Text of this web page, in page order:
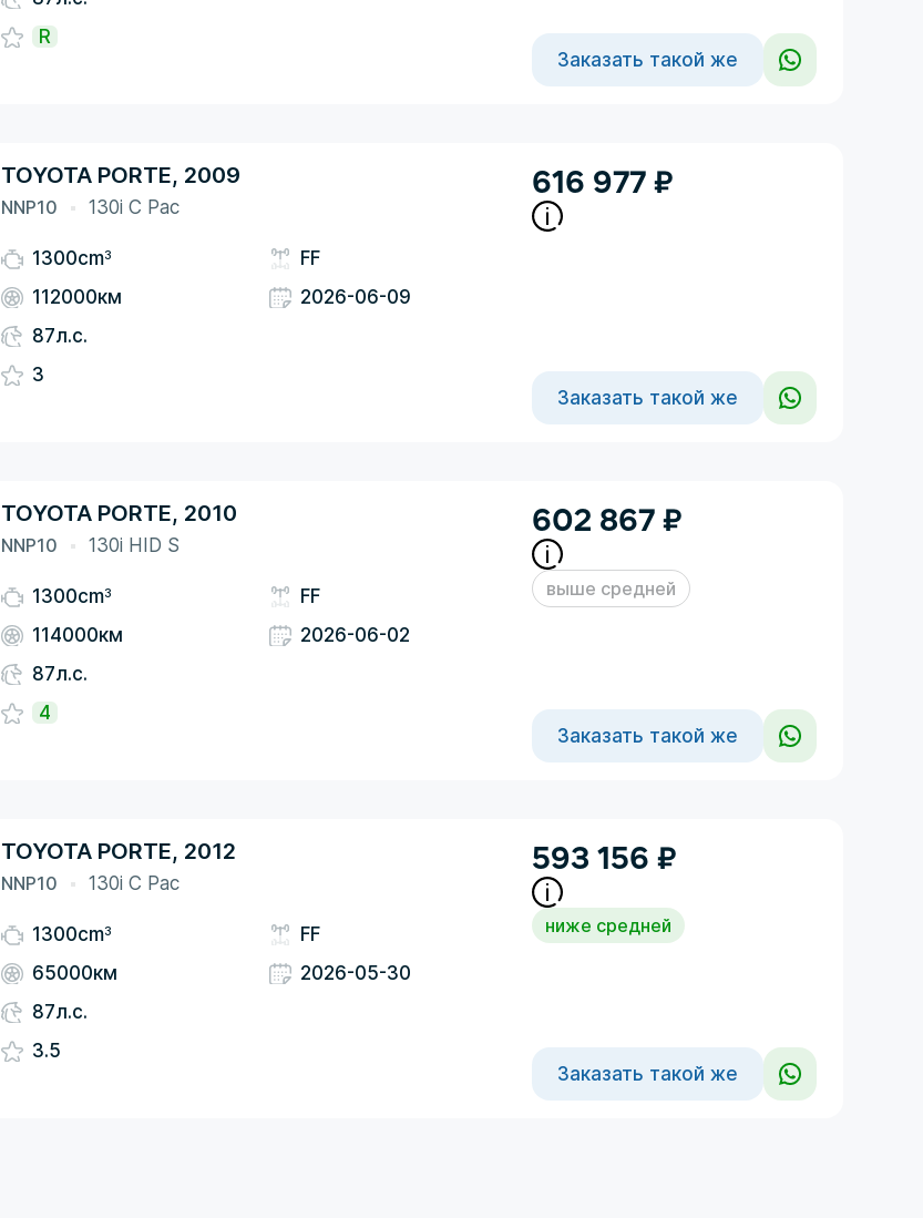
R
Заказать такой же
TOYOTA PORTE, 2009
NNP10 130i C Pac
1300cm3
112000км
87л.с.
3
FF
2026-06-09
616 977 ₽
Заказать такой же
TOYOTA PORTE, 2010
NNP10 130i HID S
1300cm3
114000км
87л.с.
4
FF
2026-06-02
602 867 ₽
выше средней
Заказать такой же
TOYOTA PORTE, 2012
NNP10 130i C Pac
1300cm3
65000км
87л.с.
3.5
FF
2026-05-30
593 156 ₽
ниже средней
Заказать такой же